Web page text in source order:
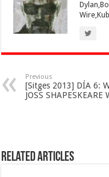
Previous
[Sitges 2013] DÍA 6:
JOSS SHAPESKEARE
Related Articles